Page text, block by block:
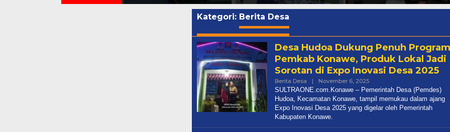
Kategori: Berita Desa
Desa Hudoa Dukung Penuh Program
Pemkab Konawe, Produk Lokal Jadi
Sorotan di Expo Inovasi Desa 2025
Berita Desa | November 6, 2025Oleh
Redaksi
SULTRAONE.com.Konawe – Pemerintah Desa (Pemdes)
Hudoa, Kecamatan Konawe, tampil memukau dalam ajang
Expo Inovasi Desa 2025 yang digelar oleh Pemerintah
Kabupaten Konawe.